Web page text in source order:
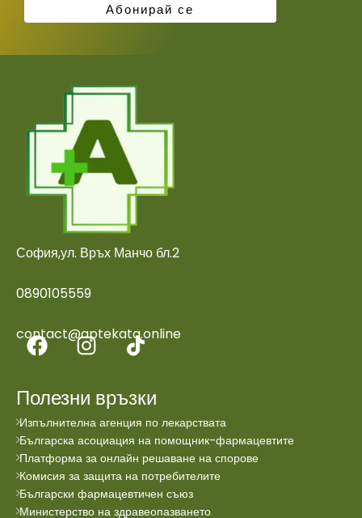
София,ул. Връх Манчо бл.2
0890105559
contact@aptekata.online
Полезни връзки
Изпълнителна агенция по лекарствата
Българска асоциация на помощник-фармацевтите
Платформа за онлайн решаване на спорове
Комисия за защита на потребителите
Български фармацевтичен съюз
Министерство на здравеопазването